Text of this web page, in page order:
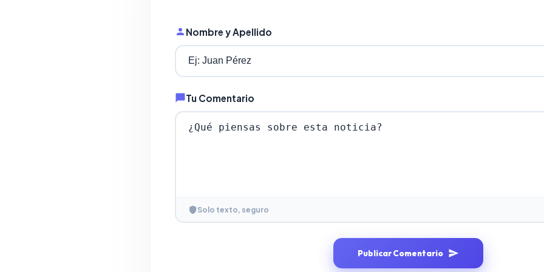
Nombre y Apellido
Tu Comentario
Solo texto, seguro
Publicar Comentario